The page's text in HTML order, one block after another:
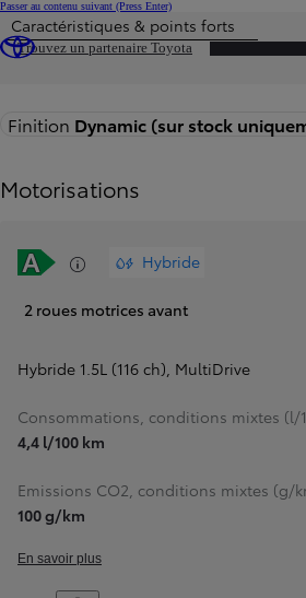
Passer au contenu suivant (Press Enter)
Trouvez un partenaire Toyota
Price is updated The price of your configuration is 24 050 €
Caractéristiques & points forts
Finition Dynamic (sur stock
Motorisations
Hybride
2 roues motrices avant
Hybride 1.5L (116 ch), MultiDrive
Consommations, conditions mixtes (l/
4,4 l/100 km
Emissions CO2, conditions mixtes (g/
100 g/km
En savoir plus